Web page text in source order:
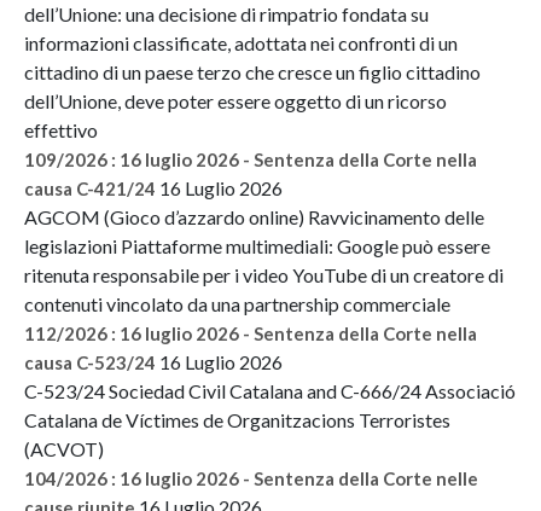
dell’Unione: una decisione di rimpatrio fondata su
informazioni classificate, adottata nei confronti di un
cittadino di un paese terzo che cresce un figlio cittadino
dell’Unione, deve poter essere oggetto di un ricorso
effettivo
109/2026 : 16 luglio 2026 - Sentenza della Corte nella
causa C-421/24 16 Luglio 2026
AGCOM (Gioco d’azzardo online) Ravvicinamento delle
legislazioni Piattaforme multimediali: Google può essere
ritenuta responsabile per i video YouTube di un creatore di
contenuti vincolato da una partnership commerciale
112/2026 : 16 luglio 2026 - Sentenza della Corte nella
causa C-523/24 16 Luglio 2026
C-523/24 Sociedad Civil Catalana and C-666/24 Associació
Catalana de Víctimes de Organitzacions Terroristes
(ACVOT)
104/2026 : 16 luglio 2026 - Sentenza della Corte nelle
16 Luglio 2026